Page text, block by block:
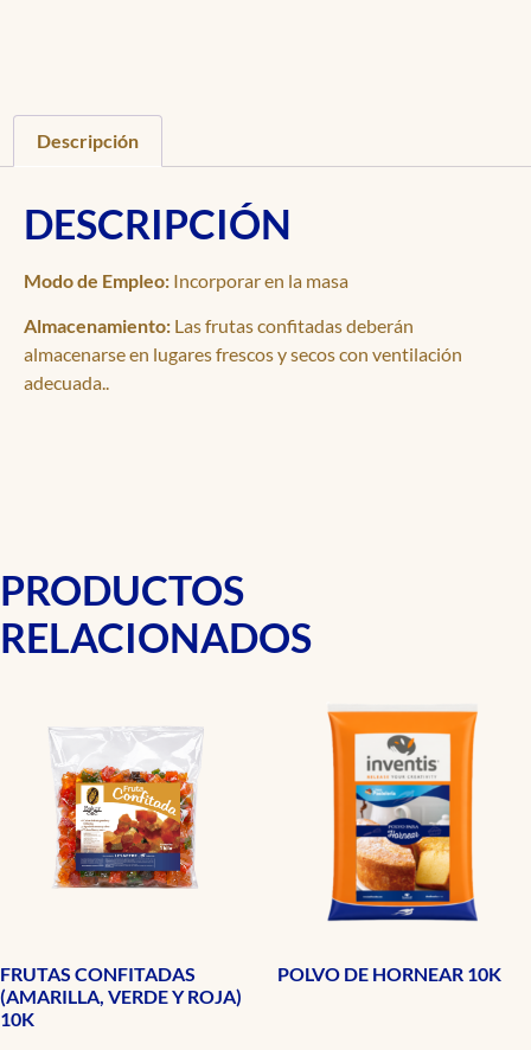
Descripción
DESCRIPCIÓN
Modo de Empleo: Incorporar en la masa
Almacenamiento: Las frutas confitadas deberán
almacenarse en lugares frescos y secos con ventilación
adecuada..
PRODUCTOS
RELACIONADOS
FRUTAS CONFITADAS
(AMARILLA, VERDE Y ROJA)
10K
POLVO DE HORNEAR 10K